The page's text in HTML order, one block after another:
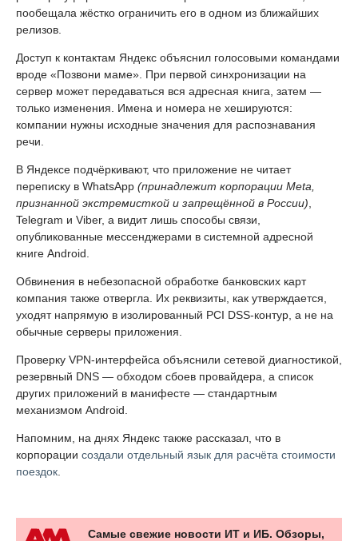
пообещала жёстко ограничить его в одном из ближайших
релизов.
Доступ к контактам Яндекс объяснил голосовыми командами
вроде «Позвони маме». При первой синхронизации на
сервер может передаваться вся адресная книга, затем —
только изменения. Имена и номера не хешируются:
компании нужны исходные значения для распознавания
речи.
В Яндексе подчёркивают, что приложение не читает
переписку в WhatsApp (принадлежит корпорации Meta,
признанной экстремисткой и запрещённой в России)
Telegram и Viber, а видит лишь способы связи,
опубликованные мессенджерами в системной адресной
книге Android.
Обвинения в небезопасной обработке банковских карт
компания также отвергла. Их реквизиты, как утверждается,
уходят напрямую в изолированный PCI DSS-контур, а не на
обычные серверы приложения.
Проверку VPN-интерфейса объяснили сетевой диагностикой,
резервный DNS — обходом сбоев провайдера, а список
других приложений в манифесте — стандартным
механизмом Android.
Напомним, на днях Яндекс также рассказал, что в
корпорации создали отдельный язык для расчёта стоимости
поездок
Самые свежие новости ИТ и ИБ. Обзоры,